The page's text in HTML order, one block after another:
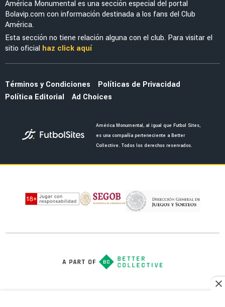
EX-AMÉRICA
El ex-América Bruno Valdez recibe la peor
noticia de parte de Boca Jrs
Bruno Valdez rompe el silencio sobre su